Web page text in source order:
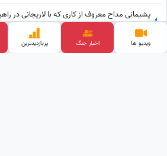
پشیمانی مداح معروف از کاری که با لاریجانی در
را نمی‌کردم
ببینید| تله‌ای که ایران برای ترامپ پهن کرد و
ویدیو ها اخبار جنگ پربازدید‌ترین